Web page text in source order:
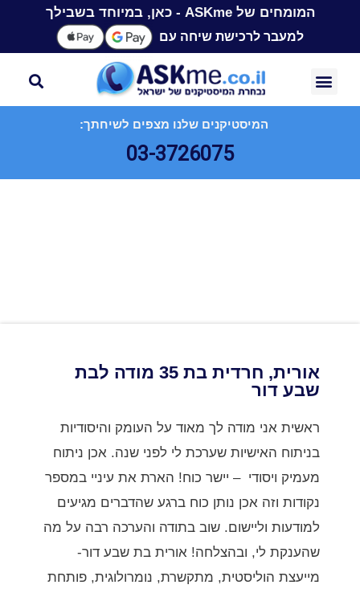
המומחים של ASKme - כאן, במיוחד בשבילך
למעבר לרכישת שיחה עם
המיסטיקנים שלנו מצפים לשיחתך:
03-3726075
אורית, חרדית בת 35 מודה לבת
שבע דור
ראשית אני מודה לך מאוד על העומק והיסודיות
בניתוח האישיות שערכת לי לפני שנה. אכן ניתוח
מעמיק ויסודי – יישר כוח! הארת את עיניי במספר
נקודות וזה אכן נותן כוח ברגע שהדברים מגיעים
למודעות וליישום. שוב בתודה והערכה רבה על מה
שהענקת לי, ובהצלחה! אורית בת שבע דור-
מייעצת הוליסטית, מתקשרת, נומרולוגית, פותחת